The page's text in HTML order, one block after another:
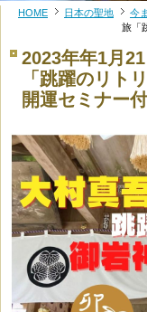
HOME 日本の聖地 今
旅「
2023年年1月
「跳躍のリト
開運セミナー付